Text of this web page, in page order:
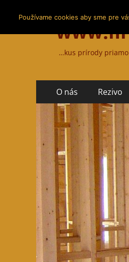
…kus prírody priamo
Primary
Menu
content
O nás Rezivo
Používame cookies aby sme pre